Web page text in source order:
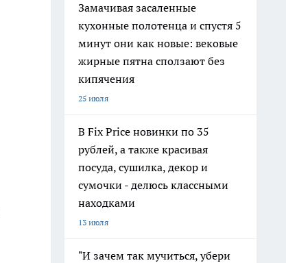
Замачивая засаленные
кухонные полотенца и спустя 5
минут они как новые: вековые
жирные пятна сползают без
кипячения
25 июля
В Fix Price новинки по 35
рублей, а также красивая
посуда, сушилка, декор и
сумочки - делюсь классными
находками
13 июля
"И зачем так мучиться, убери